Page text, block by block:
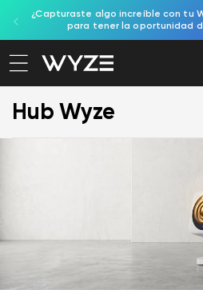
al contenido
de accesibilidad
¿Capturaste algo increíble con tu
para tener la oportunidad
Hub Wyze